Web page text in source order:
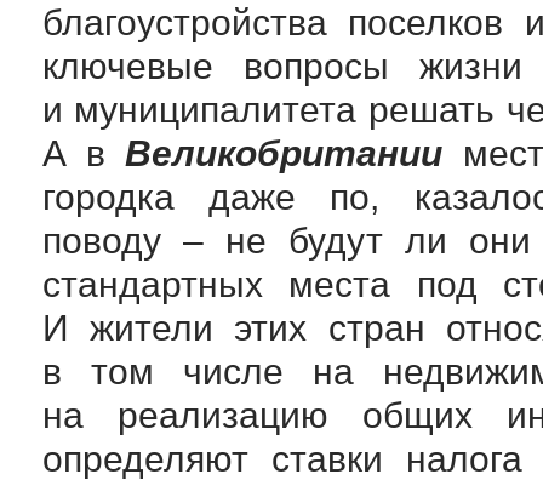
благоустройства
ключевые вопросы
и муниципалитета решать
А в Великобритании
городка даже по,
поводу – не будут ли они
стандартных места под
И жители этих стран
в том числе на
на реализацию общих
определяют ставки